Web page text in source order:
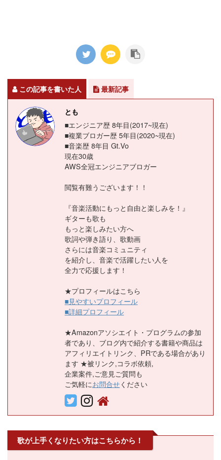
この記事を書いた人 最新記事
とも
■エンジニア歴 8年目(2017~現在)
■複業ブロガー歴 5年目(2020~現在)
■音楽歴 8年目 Gt.Vo
現在30歳
AWS全冠エンジニアブロガー
閲覧有難うございます！！
『音楽活動にもっと自由と楽しみを！』
ギターも歌も
もっと楽しみたい方へ
歌詞や弾き語り、歌動画
さらには音楽コミュニティ
を紹介し、音楽で活躍したい人を
全力で応援します！
★プロフィールはこちら
■見やすいプロフィール
■詳細プロフィール
★Amazonアソシエイト・プログラムの参加
者であり、ブログ内で紹介する書籍や商品は
アフィリエイトリンク、PRである場合があり
ます ★被リンク,コラボ依頼,
企業案件,ご意見ご質問も
ご気軽にお問合せください
歌が上手くなりたい方はこちらから！